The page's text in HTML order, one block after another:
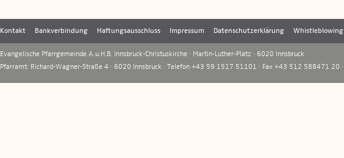
Kontakt Bankverbindung Haftungsausschluss Impressum Datenschutzerklärung Whistleblowing
Evangelische Pfarrgemeinde A.u.H.B. Innsbruck-Christuskirche · Martin-Luther-Platz · 6020 Innsbruck
Pfarramt: Richard-Wagner-Straße 4 · 6020 Innsbruck · Telefon +43 59 1517 51101 · Fax +43 512 588471 20 ·